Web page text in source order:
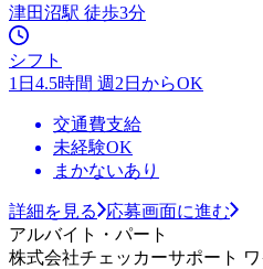
津田沼駅 徒歩3分
シフト
1日4.5時間 週2日からOK
交通費支給
未経験OK
まかないあり
詳細を見る
応募画面に進む
アルバイト・パート
株式会社チェッカーサポート